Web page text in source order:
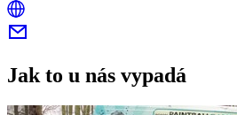
Jak to u nás vypadá